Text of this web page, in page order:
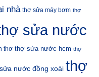
nhà thợ sửa máy bơm thợ
sửa nước
thơ thợ sửa nước hcm thợ
nước đồng xoài thợ